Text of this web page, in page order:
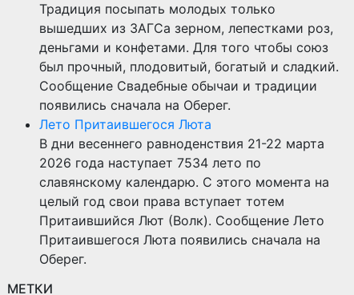
Традиция посыпать молодых только
вышедших из ЗАГСа зерном, лепестками роз,
деньгами и конфетами. Для того чтобы союз
был прочный, плодовитый, богатый и сладкий.
Сообщение Свадебные обычаи и традиции
появились сначала на Оберег.
Лето Притаившегося Люта
В дни весеннего равноденствия 21-22 марта
2026 года наступает 7534 лето по
славянскому календарю. С этого момента на
целый год свои права вступает тотем
Притаившийся Лют (Волк). Сообщение Лето
Притаившегося Люта появились сначала на
Оберег.
МЕТКИ